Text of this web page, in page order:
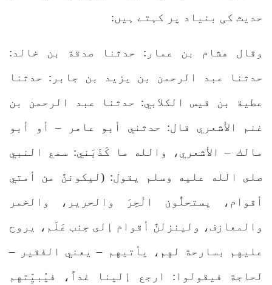
حدیث کی بنیاد پر کہتے ہیں:
وقال هشام بن عمار: حدثنا صدقة بن خالد:
حدثنا عبد الرحمن بن يزيد بن جابر: حدثنا
عطية بن قيس الكلابي: حدثنا عبد الرحمن بن
غنم الأشعري قال: حدثني أبو عامر – أو أبو
مالك – الأشعري، والله ما كَذَبَني: سمع النبي
صلى الله عليه وسلم يقول: (ليكوننَّ من أمتي
أقوام، يستحلُّون الْحِرَ والحرير، والخمر
والمعازف، ولينزلنَّ أقوام إلى جنب عَلَم، يروح
عليهم بسارحة لهم، يأتيهم – يعني الفقير –
لحاجة فيقولوا: ارجع إلينا غداً، فيُبيِّتهم